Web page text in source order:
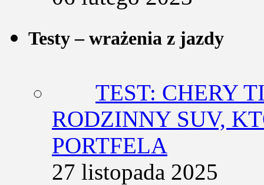
Testy – wrażenia z jazdy
TEST: CHERY
RODZINNY SUV,
PORTFELA
27 listopada 2025